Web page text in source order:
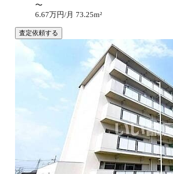
〜
6.67万円/月 73.25m²
査定依頼する